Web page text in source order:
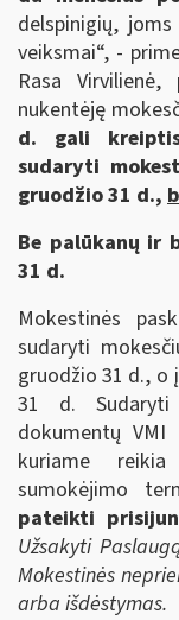
delspinigių,
veiksmai“, -
Rasa
nukentėję
d. gali
sudaryti
gruodžio 31 d.,
Be palūkanų ir
31 d.
Mokestinės
sudaryti
gruodžio 31 d., o
31 d. Sudaryti
dokumentų
kuriame
sumokėjimo
pateikti
Užsakyti
Mokestinės
arba išdėstymas.